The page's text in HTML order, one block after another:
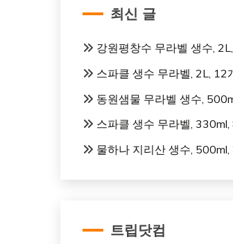
최신 글
강원평창수 무라벨 생수,
스파클 생수 무라벨, 2L, 12
동원샘물 무라벨 생수,
스파클 생수 무라벨, 330ml,
물하나 지리산 생수, 500ml,
트립닷컴